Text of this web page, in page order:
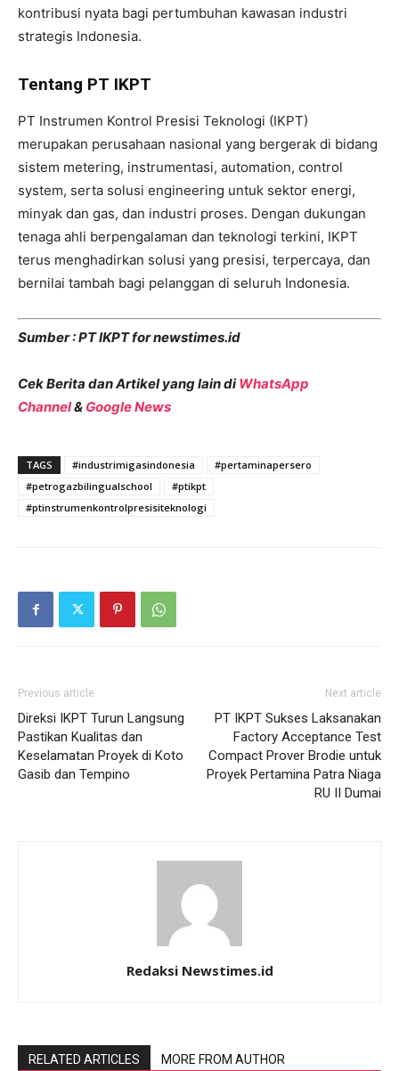
kontribusi nyata bagi pertumbuhan kawasan industri
strategis Indonesia.
Tentang PT IKPT
PT Instrumen Kontrol Presisi Teknologi (IKPT)
merupakan perusahaan nasional yang bergerak di bidang
sistem metering, instrumentasi, automation, control
system, serta solusi engineering untuk sektor energi,
minyak dan gas, dan industri proses. Dengan dukungan
tenaga ahli berpengalaman dan teknologi terkini, IKPT
terus menghadirkan solusi yang presisi, terpercaya, dan
bernilai tambah bagi pelanggan di seluruh Indonesia.
Sumber : PT IKPT for newstimes.id
Cek Berita dan Artikel yang lain diWhatsApp
Channel& Google News
TAGS #industrimigasindonesia
#pertaminapersero
#petrogazbilingualschool
#ptikpt
#ptinstrumenkontrolpresisiteknologi
Previous article
Direksi IKPT Turun Langsung
Pastikan Kualitas dan
Keselamatan Proyek di Koto
Gasib dan Tempino
Next article
PT IKPT Sukses Laksanakan
Factory Acceptance Test
Compact Prover Brodie untuk
Proyek Pertamina Patra Niaga
RU II Dumai
Redaksi Newstimes.id
RELATED ARTICLES MORE FROM AUTHOR